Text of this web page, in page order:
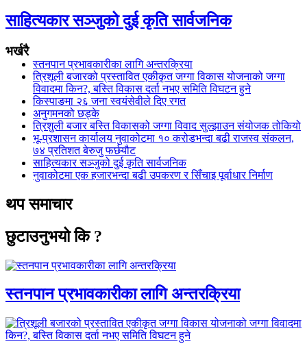
साहित्यकार सञ्जुको दुई कृति सार्वजनिक
भर्खरै
स्तनपान प्रभावकारीका लागि अन्तरक्रिया
त्रिशूली बजारको प्रस्तावित एकीकृत जग्गा विकास योजनाको जग्गा
विवादमा किन?, बस्ति विकास दर्ता नभए समिति विघटन हुने
किस्पाङमा २६ जना स्वयंसेवीले दिए रगत
अनुगमनको छड्के
त्रिशुली बजार बस्ति विकासको जग्गा विवाद सुल्झाउन संयोजक तोकियो
भू-प्रशासन कार्यालय नुवाकोटमा १० करोडभन्दा बढी राजस्व संकलन,
७४ प्रतिशत बेरुजु फर्छयौट
साहित्यकार सञ्जुको दुई कृति सार्वजनिक
नुवाकोटमा एक हजारभन्दा बढी उपकरण र सिँचाइ पूर्वाधार निर्माण
थप समाचार
छुटाउनुभयो कि ?
स्तनपान प्रभावकारीका लागि अन्तरक्रिया